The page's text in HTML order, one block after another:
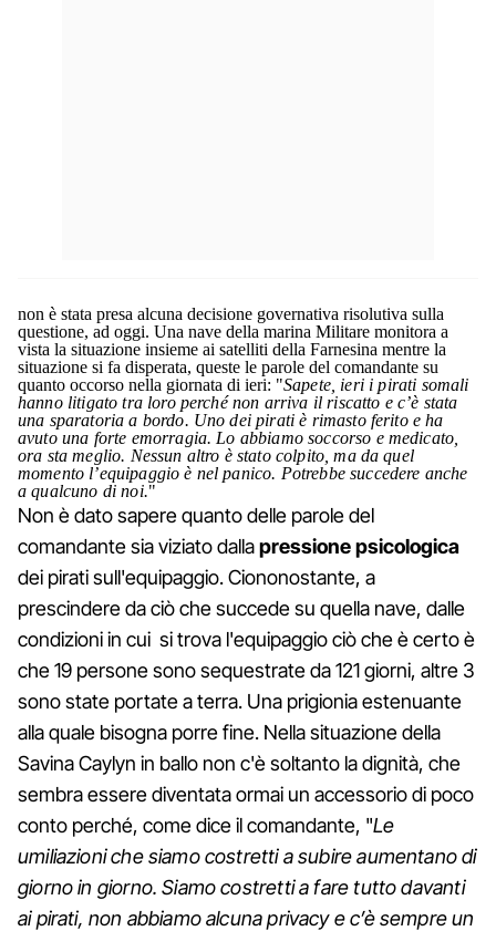
non è stata presa alcuna decisione governativa risolutiva sulla
questione, ad oggi. Una nave della marina Militare monitora a
vista la situazione insieme ai satelliti della Farnesina mentre la
situazione si fa disperata, queste le parole del comandante su
quanto occorso nella giornata di ieri: "Sapete, ieri i pirati somali
hanno litigato tra loro perché non arriva il riscatto e c’è stata
una sparatoria a bordo. Uno dei pirati è rimasto ferito e ha
avuto una forte emorragia. Lo abbiamo soccorso e medicato,
ora sta meglio. Nessun altro è stato colpito, ma da quel
momento l’equipaggio è nel panico. Potrebbe succedere anche
a qualcuno di noi."
Non è dato sapere quanto delle parole del
comandante sia viziato dallapressione psicologica
dei pirati sull'equipaggio. Ciononostante, a
prescindere da ciò che succede su quella nave, dalle
condizioni in cui si trova l'equipaggio ciò che è certo è
che 19 persone sono sequestrate da 121 giorni, altre 3
sono state portate a terra. Una prigionia estenuante
alla quale bisogna porre fine. Nella situazione della
Savina Caylyn in ballo non c'è soltanto la dignità, che
sembra essere diventata ormai un accessorio di poco
conto perché, come dice il comandante, "Le
umiliazioni che siamo costretti a subire aumentano di
giorno in giorno. Siamo costretti a fare tutto davanti
ai pirati, non abbiamo alcuna privacy e c’è sempre un